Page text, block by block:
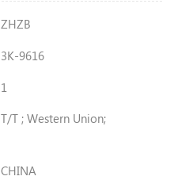
ZHZB
3K-9616
1
T/T ; Western Union;
CHINA